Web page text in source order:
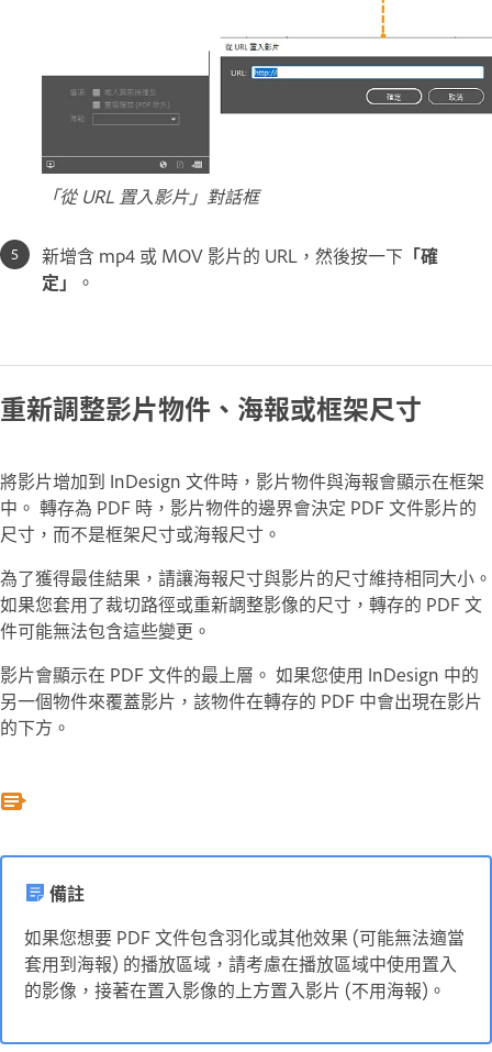
「從 URL 置入影片」對話框
新增含 mp4 或 MOV 影片的 URL，然後按一下 「確
定」
。
重新調整影片物件、海報或框架尺寸
將影片增加到 InDesign 文件時，影片物件與海報會顯示在框架
中。 轉存為 PDF 時，影片物件的邊界會決定 PDF 文件影片的
尺寸，而不是框架尺寸或海報尺寸。
為了獲得最佳結果，請讓海報尺寸與影片的尺寸維持相同大小。
如果您套用了裁切路徑或重新調整影像的尺寸，轉存的 PDF 文
件可能無法包含這些變更。
影片會顯示在 PDF 文件的最上層。 如果您使用 InDesign 中的
另一個物件來覆蓋影片，該物件在轉存的 PDF 中會出現在影片
的下方。
備註
如果您想要 PDF 文件包含羽化或其他效果 (可能無法適當
套用到海報) 的播放區域，請考慮在播放區域中使用置入
的影像，接著在置入影像的上方置入影片 (不用海報)。